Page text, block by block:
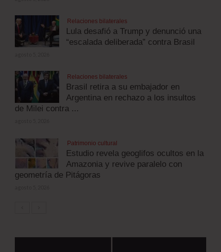
Relaciones bilaterales
Lula desafió a Trump y denunció una
“escalada deliberada” contra Brasil
Relaciones bilaterales
Brasil retira a su embajador en
Argentina en rechazo a los insultos
de Milei contra ...
Patrimonio cultural
Estudio revela geoglifos ocultos en la
Amazonia y revive paralelo con
geometría de Pitágoras